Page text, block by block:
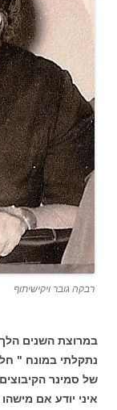
רבקה גובר ויקישיתוף
במרוצת השנים הלך
נתקלתי במונח "
של סמינר
איני יודע אם